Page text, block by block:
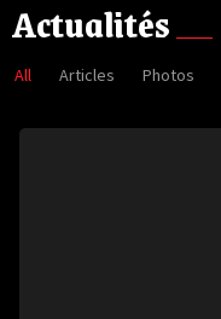
Actualités
All Articles Photos